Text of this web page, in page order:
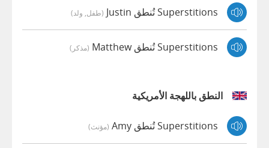
Superstitions تُنطق Justin (طفل, ولد)
Superstitions تُنطق Matthew (مذكر)
النطق باللهجة الأمريكية
Superstitions تُنطق Amy (مؤنث)